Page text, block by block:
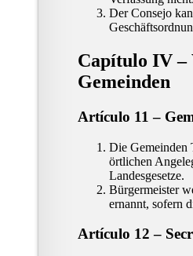
Der Consejo
Capítulo IV –
Gemeinden
Artículo 11 –
Die Gemeinden
örtlichen
Landesgesetze.
Bürgermeister
ernannt, sofern
Artículo 12 –